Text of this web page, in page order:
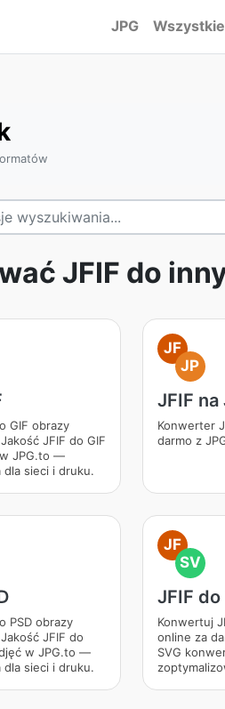
JPG
JFIF do
GIF obrazy
JFIF do GIF
JPG.to —
dla sieci i druku.
JF
JP
JFIF na
Konwerter
darmo z
PSD obrazy
JFIF do
w JPG.to —
dla sieci i druku.
JF
SV
JFIF do
Konwertuj
online za
SVG